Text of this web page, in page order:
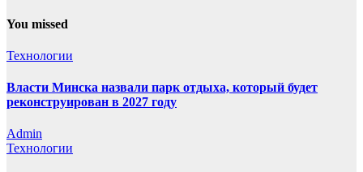
You missed
Технологии
Власти Минска назвали парк отдыха, который будет
реконструирован в 2027 году
Admin
Технологии